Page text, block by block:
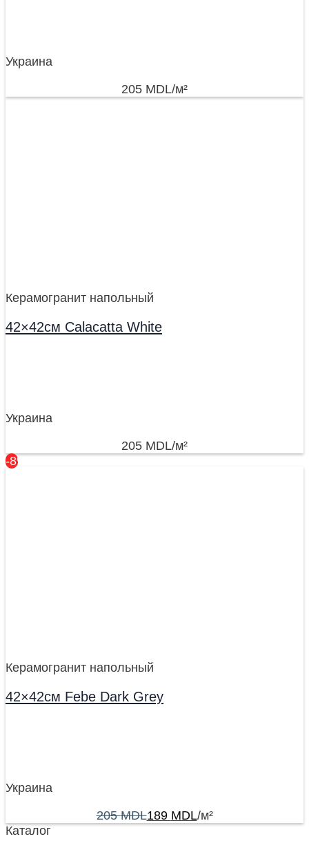
Украина
205 MDL/м²
Керамогранит напольный
42×42см Calacatta White
Украина
205 MDL/м²
-8%
Керамогранит напольный
42×42см Febe Dark Grey
Украина
205MDL189 MDL/м²
Каталог